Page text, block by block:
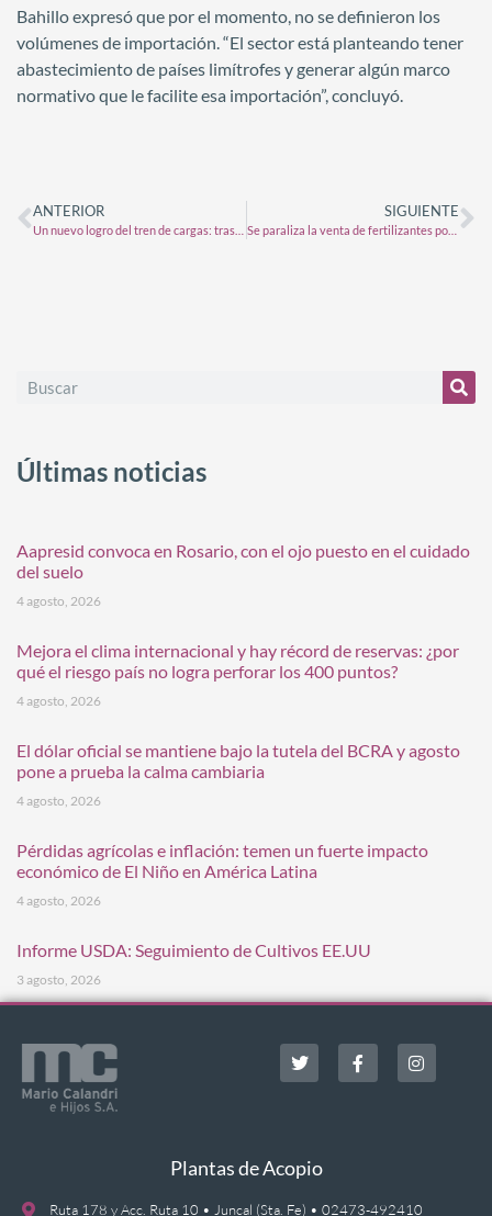
Bahillo expresó que por el momento, no se definieron los
volúmenes de importación. “El sector está planteando tener
abastecimiento de países limítrofes y generar algún marco
normativo que le facilite esa importación”, concluyó.
ANTERIOR SIGUIENTE
Se paraliza la venta de fertilizantes por una medida de la AFIP para recaudar $979 mil millones
Últimas noticias
Aapresid convoca en Rosario, con el ojo puesto en el cuidado
del suelo
4 agosto, 2026
Mejora el clima internacional y hay récord de reservas: ¿por
qué el riesgo país no logra perforar los 400 puntos?
4 agosto, 2026
El dólar oficial se mantiene bajo la tutela del BCRA y agosto
pone a prueba la calma cambiaria
4 agosto, 2026
Pérdidas agrícolas e inflación: temen un fuerte impacto
económico de El Niño en América Latina
4 agosto, 2026
Informe USDA: Seguimiento de Cultivos EE.UU
3 agosto, 2026
Plantas de Acopio
Ruta 178 y Acc. Ruta 10 • Juncal (Sta. Fe) • 02473-492410